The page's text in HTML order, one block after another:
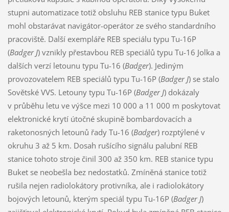
stupni automatizace totiž obsluhu REB stanice typu Buket
mohl obstarávat navigátor-operátor ze svého standardního
pracoviště. Další exempláře REB speciálu typu Tu-16P
(Badger J) vznikly přestavbou REB speciálů typu Tu-16 Jolka a
dalších verzí letounu typu Tu-16 (Badger). Jediným
provozovatelem REB speciálů typu Tu-16P (Badger J) se stalo
Sovětské VVS. Letouny typu Tu-16P (Badger J) dokázaly
v průběhu letu ve výšce mezi 10 000 a 11 000 m poskytovat
elektronické krytí útočné skupině bombardovacích a
raketonosných letounů řady Tu-16 (Badger) rozptýlené v
okruhu 3 až 5 km. Dosah rušícího signálu palubní REB
stanice tohoto stroje činil 300 až 350 km. REB stanice typu
Buket se neobešla bez nedostatků. Zmíněná stanice totiž
rušila nejen radiolokátory protivníka, ale i radiolokátory
bojových letounů, kterým speciál typu Tu-16P (Badger J)